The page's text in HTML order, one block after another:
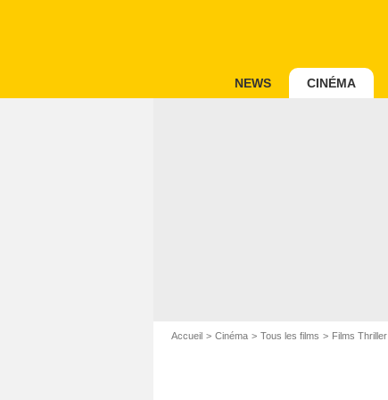
NEWS CINÉMA
Accueil Cinéma Tous les films Films Thriller